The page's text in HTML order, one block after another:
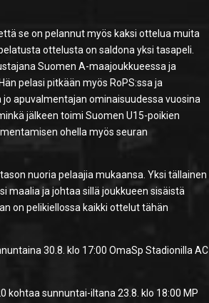
se on pelannut myös kaksi ottelua muita
ottelusta on saldona yksi tasapeli.
Suomen A-maajoukkueessa ja
pelasi pitkään myös RoPS:ssa ja
apuvalmentajan ominaisuudessa vuosina
jälkeen toimi Suomen U15-poikien
ohella myös seuran
nuoria pelaajia mukaansa. Yksi tällainen
maalia ja johtaa sillä joukkueen sisäistä
on pelikiellossa kaikki ottelut tähän
30.8. klo 17:00 OmaSp Stadionilla AC
kohtaa sunnuntai-iltana 23.8. klo 18:00 MP